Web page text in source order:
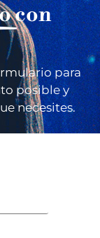
con
para
posible y
necesites.